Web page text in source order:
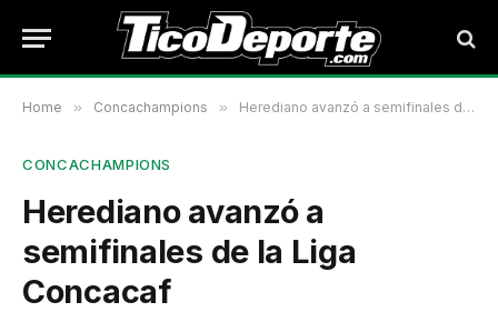
Home » Concachampions » Herediano avanzó a semifinales de la Liga Concacaf
CONCACHAMPIONS
Herediano avanzó a
semifinales de la Liga
Concacaf